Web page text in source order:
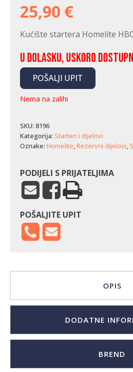
25,90 €
Kućište startera Homelite
U dolasku, uskoro
POŠALJI UPIT
Nema na zalihi
SKU: 8196
Kategorija: Starteri i dijelovi
Oznake: Homelite,Rezervni dijelovi,
PODIJELI S PRIJATELJIMA
POŠALJITE UPIT
OPIS
DODATNE
BREND